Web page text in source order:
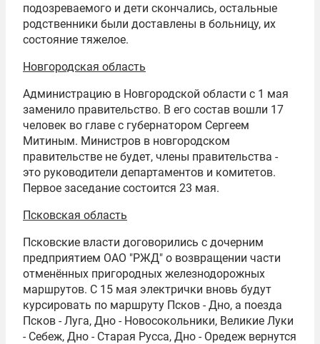
подозреваемого и дети скончались, остальные
родственники были доставлены в больницу, их
состояние тяжелое.
Новгородская область
Администрацию в Новгородской области с 1 мая
заменило правительство. В его состав вошли 17
человек во главе с губернатором Сергеем
Митиным. Министров в новгородском
правительстве не будет, члены правительства -
это руководители департаментов и комитетов.
Первое заседание состоится 23 мая.
Псковская область
Псковские власти договорились с дочерним
предприятием ОАО "РЖД" о возвращении части
отменённых пригородных железнодорожных
маршрутов. С 15 мая электрички вновь будут
курсировать по маршруту Псков - Дно, а поезда
Псков - Луга, Дно - Новосокольники, Великие Луки
- Себеж, Дно - Старая Русса, Дно - Оредеж вернутся